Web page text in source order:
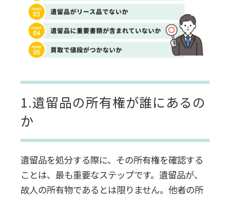
1.遺留品の所有権が誰にあるの
か
遺留品を処分する際に、その所有権を確認する
ことは、最も重要なステップです。 遺留品が、
故人の所有物であるとは限りません。 他者の所